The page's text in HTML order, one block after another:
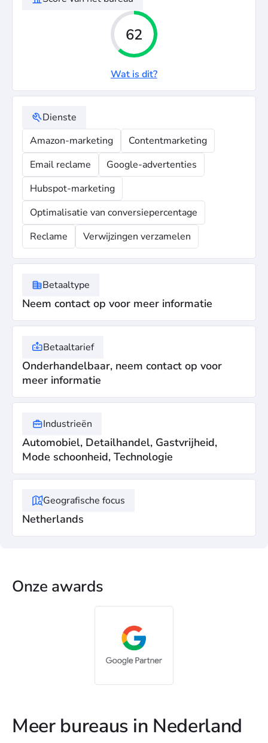
62
Wat is dit?
Dienste
Amazon-marketing
Contentmarketing
Email reclame
Google-advertenties
Hubspot-marketing
Optimalisatie van conversiepercentage
Reclame
Verwijzingen verzamelen
Betaaltype
Neem contact op voor meer informatie
Betaaltarief
Onderhandelbaar, neem contact op voor
meer informatie
Industrieën
Automobiel, Detailhandel, Gastvrijheid,
Mode schoonheid, Technologie
Geografische focus
Netherlands
Onze awards
Meer bureaus in Nederland